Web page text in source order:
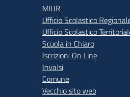
MIUR
Ufficio Scolastico
Ufficio Scolastico
Scuola in Chiaro
Iscrizioni On Line
Invalsi
Comune
Vecchio sito web